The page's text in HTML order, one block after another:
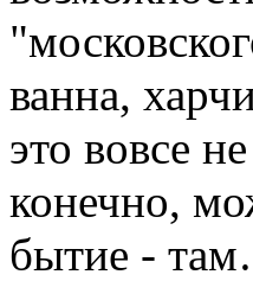
ванна,
это вовсе
конечно,
бытие -